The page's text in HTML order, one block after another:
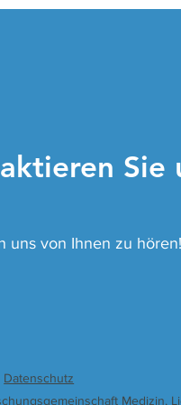
therapy ofdifferent
Sie
uns von Ihnen zu hören!
Datenschutz
Medizin,